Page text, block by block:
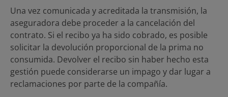
Una vez comunicada y acreditada la transmisión, la
aseguradora debe proceder a la cancelación del
contrato. Si el recibo ya ha sido cobrado, es posible
solicitar la devolución proporcional de la prima no
consumida. Devolver el recibo sin haber hecho esta
gestión puede considerarse un impago y dar lugar a
reclamaciones por parte de la compañía.